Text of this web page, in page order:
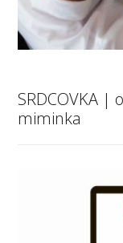
SRDCOVKA
miminka